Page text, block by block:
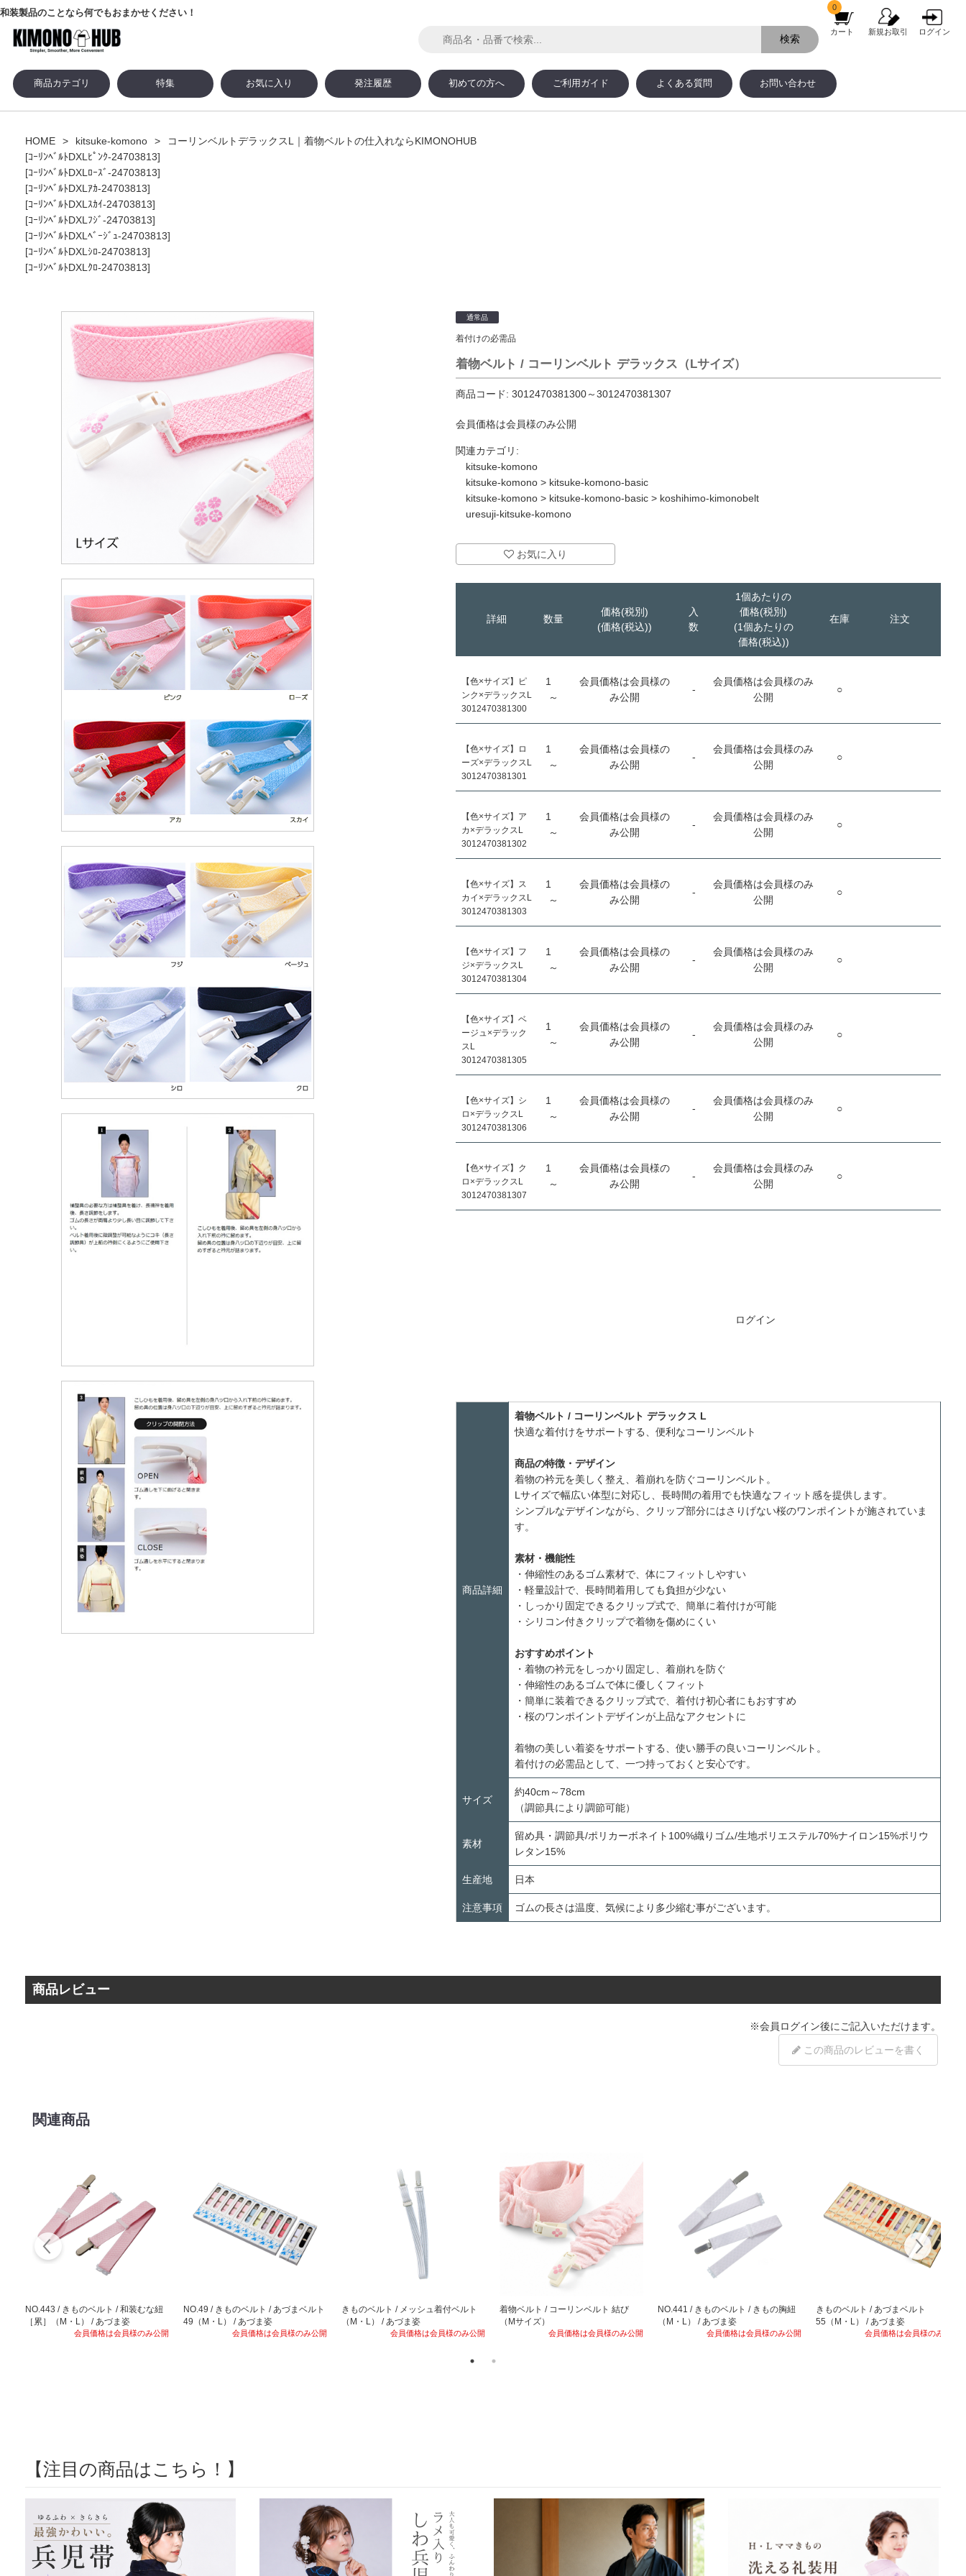
和装製品のことなら何でもおまかせください！ 0
カート 新規お取引 ログイン
商品カテゴリ 特集 お気に入り 発注履歴 初めての方へ ご利用ガイド よくある質問 お問い合わせ
HOME kitsuke-komono
コーリンベルトデラックスL｜着物ベルトの仕入れならKIMONOHUB
[ｺｰﾘﾝﾍﾞﾙﾄDXLﾋﾟﾝｸ-24703813]
[ｺｰﾘﾝﾍﾞﾙﾄDXLﾛｰｽﾞ-24703813]
[ｺｰﾘﾝﾍﾞﾙﾄDXLｱｶ-24703813]
[ｺｰﾘﾝﾍﾞﾙﾄDXLｽｶｲ-24703813]
[ｺｰﾘﾝﾍﾞﾙﾄDXLﾌｼﾞ-24703813]
[ｺｰﾘﾝﾍﾞﾙﾄDXLﾍﾞｰｼﾞｭ-24703813]
[ｺｰﾘﾝﾍﾞﾙﾄDXLｼﾛ-24703813]
[ｺｰﾘﾝﾍﾞﾙﾄDXLｸﾛ-24703813]
通常品
着付けの必需品
着物ベルト / コーリンベルト デラックス（Lサイズ）
商品コード: 3012470381300～3012470381307
会員価格は会員様のみ公開
関連カテゴリ:
kitsuke-komono
kitsuke-komono> kitsuke-komono-basic
kitsuke-komono> kitsuke-komono-basic> koshihimo-kimonobelt
uresuji-kitsuke-komono
お気に入り
詳細 数量
価格(税別)
(価格(税込))
入
数
1個あたりの
価格(税別)
(1個あたりの
価格(税込))
在庫 注文
【色×サイズ】ピ
ンク×デラックスL
3012470381300
1
～
会員価格は会員様の
み公開
-
会員価格は会員様のみ
公開
○
【色×サイズ】ロ
ーズ×デラックスL
3012470381301
1
～
会員価格は会員様の
み公開
-
会員価格は会員様のみ
公開
○
【色×サイズ】ア
カ×デラックスL
3012470381302
1
～
会員価格は会員様の
み公開
-
会員価格は会員様のみ
公開
○
【色×サイズ】ス
カイ×デラックスL
3012470381303
1
～
会員価格は会員様の
み公開
-
会員価格は会員様のみ
公開
○
【色×サイズ】フ
ジ×デラックスL
3012470381304
1
～
会員価格は会員様の
み公開
-
会員価格は会員様のみ
公開
○
【色×サイズ】ベ
ージュ×デラック
スL
3012470381305
1
～
会員価格は会員様の
み公開
-
会員価格は会員様のみ
公開
○
【色×サイズ】シ
ロ×デラックスL
3012470381306
1
～
会員価格は会員様の
み公開
-
会員価格は会員様のみ
公開
○
【色×サイズ】ク
ロ×デラックスL
3012470381307
1
～
会員価格は会員様の
み公開
-
会員価格は会員様のみ
公開
○
ログイン
商品詳細
着物ベルト / コーリンベルト デラックス L
快適な着付けをサポートする、便利なコーリンベルト
商品の特徴・デザイン
着物の衿元を美しく整え、着崩れを防ぐコーリンベルト。
Lサイズで幅広い体型に対応し、長時間の着用でも快適なフィット感を提供します。
シンプルなデザインながら、クリップ部分にはさりげない桜のワンポイントが施されていま
す。
素材・機能性
・伸縮性のあるゴム素材で、体にフィットしやすい
・軽量設計で、長時間着用しても負担が少ない
・しっかり固定できるクリップ式で、簡単に着付けが可能
・シリコン付きクリップで着物を傷めにくい
おすすめポイント
・着物の衿元をしっかり固定し、着崩れを防ぐ
・伸縮性のあるゴムで体に優しくフィット
・簡単に装着できるクリップ式で、着付け初心者にもおすすめ
・桜のワンポイントデザインが上品なアクセントに
着物の美しい着姿をサポートする、使い勝手の良いコーリンベルト。
着付けの必需品として、一つ持っておくと安心です。
サイズ
約40cm～78cm
（調節具により調節可能）
素材
留め具・調節具/ポリカーボネイト100%織りゴム/生地ポリエステル70%ナイロン15%ポリウ
レタン15%
生産地 日本
注意事項 ゴムの長さは温度、気候により多少縮む事がございます。
商品レビュー
※会員ログイン後にご記入いただけます。
この商品のレビューを書く
関連商品
NO.443 / きものベルト / 和装むな紐
［累］（M・L） / あづま姿
会員価格は会員様のみ公開
NO.49 / きものベルト / あづまベルト
49（M・L） / あづま姿
会員価格は会員様のみ公開
きものベルト / メッシュ着付ベルト
（M・L） / あづま姿
会員価格は会員様のみ公開
着物ベルト / コーリンベルト 結び
（Mサイズ）
会員価格は会員様のみ公開
NO.441 / きものベルト / きもの胸紐
（M・L） / あづま姿
会員価格は会員様のみ公開
きものベルト / あづまベルト
55（M・L） / あづま姿
会員価格は会員様のみ公開
【注目の商品はこちら！】